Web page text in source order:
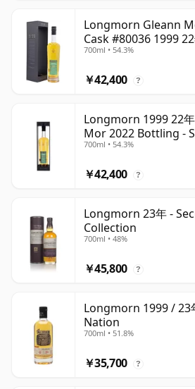
Longmorn Gleann
Cask #80036 1999
700ml • 54.3%
￥42,400 ?
Longmorn 1999 22
Mor 2022 Bottling -
700ml • 54.3%
￥42,400 ?
Longmorn 23年 -
Collection
700ml • 48%
￥45,800 ?
Longmorn 1999 / 23
Nation
700ml • 51.8%
￥35,700 ?